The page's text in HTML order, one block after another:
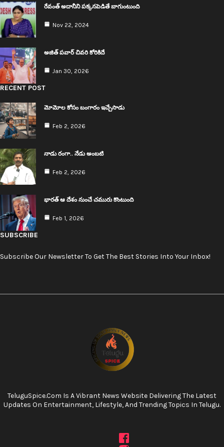
రేవంత్ అదానీని ప‌క్క‌న‌పెడితే బాగుంటుంది
Nov 22, 2024
అజిత్ ప‌వార్ చివ‌రి కోరికిదే
Jan 30, 2026
RECENT POST
మోమోల కోసం బంగారం ఇచ్చేసాడు
Feb 2, 2026
నాడు రంగా.. నేడు అంబ‌టి
Feb 2, 2026
భార‌త్ ఆ దేశం నుంచే చ‌మురు కొంటుంది
Feb 1, 2026
SUBSCRIBE
Subscribe Our Newsletter To Get The Best Stories Into Your Inbox!
TeluguSpice.com Is A Vibrant News Website Delivering The Latest
Updates On Entertainment, Lifestyle, And Trending Topics In Telugu.